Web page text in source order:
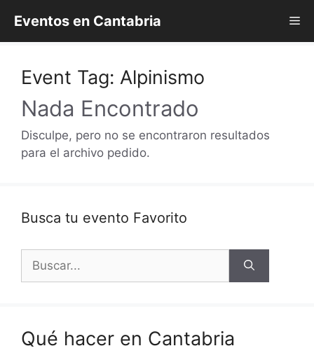
contenido
Eventos en Cantabria
Event Tag: Alpinismo
Nada Encontrado
Disculpe, pero no se encontraron resultados
para el archivo pedido.
Busca tu evento Favorito
Buscar:
Qué hacer en Cantabria